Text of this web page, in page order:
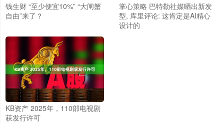
钱生财 “至少便宜10%” “大闸蟹
自由”来了？
掌心策略 巴特勒社媒晒出新发
型, 库里评论: 这肯定是AI精心
设计的
KB资产 2025年，110部电视剧
获发行许可